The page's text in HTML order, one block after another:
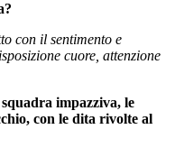
con il sentimento e
cuore, attenzione
impazziva, le
con le dita rivolte al